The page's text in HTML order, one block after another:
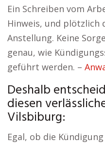
Ein Schreiben vom
Hinweis, und plötzlich
Anstellung. Keine
genau, wie
geführt werden. –
Deshalb
diesen
Vilsbiburg:
Egal, ob die